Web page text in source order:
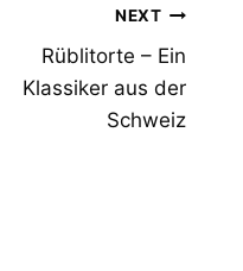
NEXT
Rüblitorte – Ein
Klassiker aus der
Schweiz